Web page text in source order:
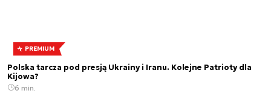
PREMIUM
Polska tarcza pod presją Ukrainy i Iranu. Kolejne Patrioty dla
Kijowa?
6 min.